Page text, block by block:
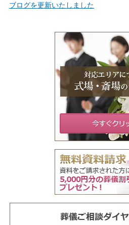
ブログを更新いたしました